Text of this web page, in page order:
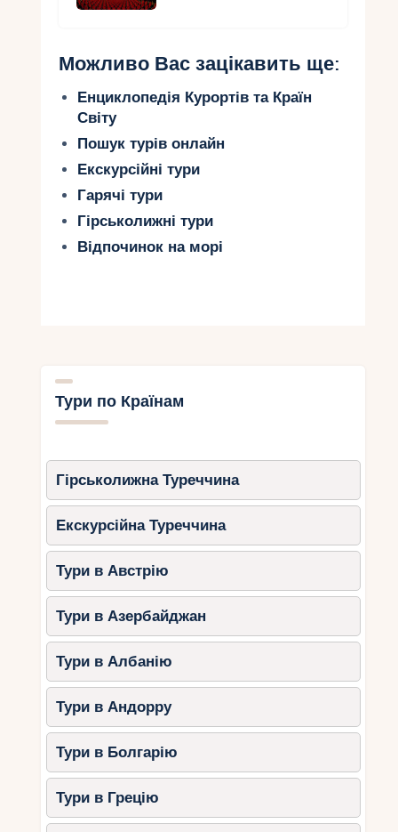
Можливо Вас зацікавить ще:
Енциклопедія Курортів та Країн
Світу
Пошук турів онлайн
Екскурсійні тури
Гарячі тури
Гірськолижні тури
Відпочинок на морі
Тури по Країнам
Гірськолижна Туреччина
Екскурсійна Туреччина
Тури в Австрію
Тури в Азербайджан
Тури в Албанію
Тури в Андорру
Тури в Болгарію
Тури в Грецію